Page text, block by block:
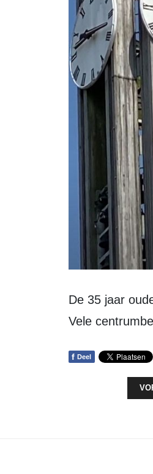
De 35 jaar oude klok is voor de Zeewoldenaar een markant herkenningspunt.
Vele
f Deel